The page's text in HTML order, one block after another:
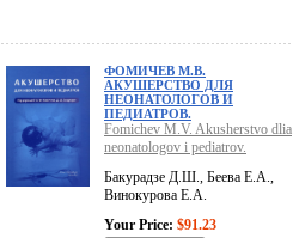
ФОМИЧЕВ М.В.
АКУШЕРСТВО ДЛЯ
НЕОНАТОЛОГОВ И
ПЕДИАТРОВ.
Fomichev M.V. Akusherstvo dlia
neonatologov i pediatrov.
Бакурадзе Д.Ш., Беева Е.А.,
Винокурова Е.А.
Your Price: $91.23